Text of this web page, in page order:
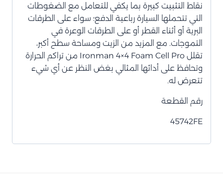
نقاط التثبيت كبيرة بما يكفي للتعامل مع الضغوطات
التي تتحملها السيارة رباعية الدفع؛ سواء على الطرقات
البرية أو أثناء القطر أو على الطرقات الوعرة في
التموجات. مع المزيد من الزيت ومساحة سطح أكبر،
تقلل Ironman 4×4 Foam Cell Pro من تراكم الحرارة
وتحافظ على أدائها المثالي بغض النظر عن أي شيء
تتعرض له.
رقم القطعة
45742FE